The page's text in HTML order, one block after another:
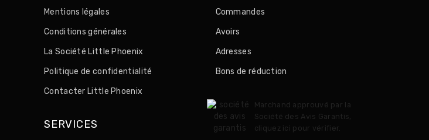
Mentions légales
Conditions générales
La Société Little Phoenix
Politique de confidentialité
Contacter Little Phoenix
SERVICES
Commandes
Avoirs
Adresses
Bons de réduction
Marchand approuvé par la
Société des Avis Garantis,
cliquez ici pour vérifier.